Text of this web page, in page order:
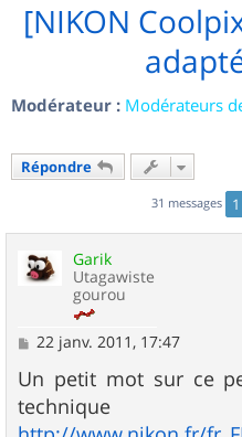
[NIKON
Modérateur : Modérateurs
Répondre
31 messages 1
Garik
Utagawiste
gourou
M
s
s
a
g
22 janv. 2011, 17:47
Un petit mot sur ce